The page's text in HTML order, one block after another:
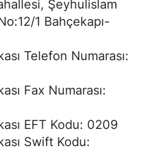
Şeyhulislam
1 Bahçekapı-
Telefon Numarası:
Fax Numarası:
EFT Kodu: 0209
Swift Kodu: